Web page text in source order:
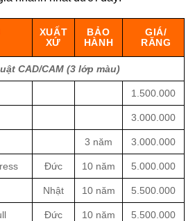
XUẤT
XỨ
BẢO
HÀNH
GIÁ/
RĂNG
CAD/CAM (3 lớp màu)
1.500.000
3.000.000
3 năm 3.000.000
Đức 10 năm 5.000.000
Nhật 10 năm 5.500.000
Đức 10 năm 5.500.000